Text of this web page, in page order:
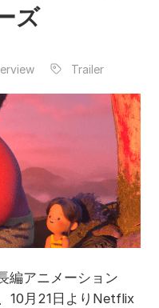
ズ
Trailer
編アニメーション
10月21日よりNetflix